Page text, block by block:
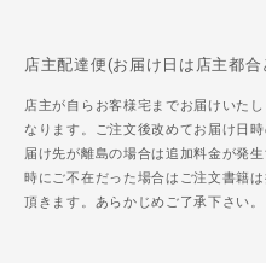
店主配達便(お届け日は店主都
店主が自らお客様宅までお届けいた
なります。ご注文後改めてお届け日
届け先が離島の場合は追加料金が発
時にご不在だった場合はご注文書籍
頂きます。あらかじめご了承下さい。